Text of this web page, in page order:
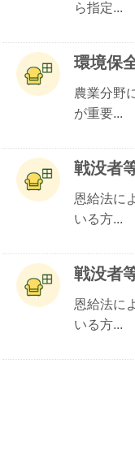
ら指定...
環境保
農業分野
が重要...
戦没者
恩給法に
いる方...
戦没者
恩給法に
いる方...